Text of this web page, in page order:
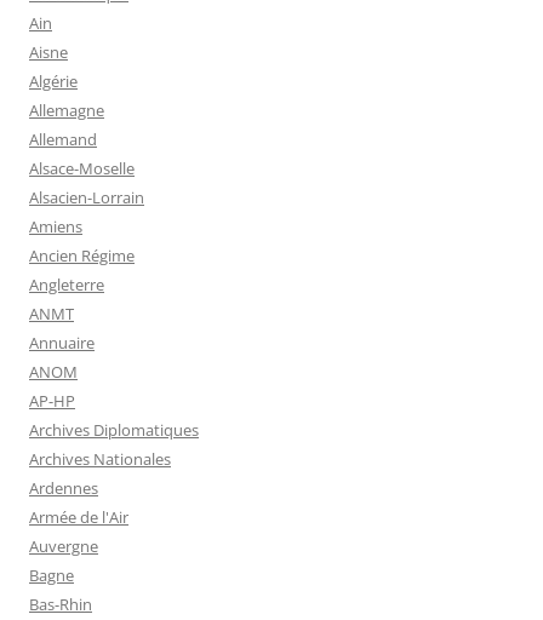
Ain
Aisne
Algérie
Allemagne
Allemand
Alsace-Moselle
Alsacien-Lorrain
Amiens
Ancien Régime
Angleterre
ANMT
Annuaire
ANOM
AP-HP
Archives Diplomatiques
Archives Nationales
Ardennes
Armée de l'Air
Auvergne
Bagne
Bas-Rhin